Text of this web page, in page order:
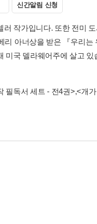
신간알림 신청
러 작가입니다. 또한 전미
리 아너상을 받은 『우리는
미국 델라웨어주에 살고 있
필독서 세트 - 전4권>,<개